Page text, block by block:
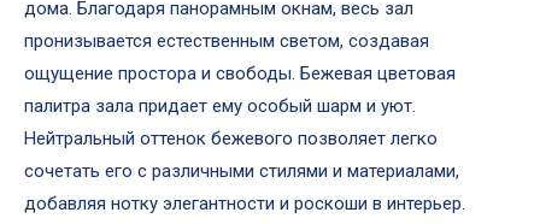
дома. Благодаря панорамным окнам, весь зал
пронизывается естественным светом, создавая
ощущение простора и свободы. Бежевая цветовая
палитра зала придает ему особый шарм и уют.
Нейтральный оттенок бежевого позволяет легко
сочетать его с различными стилями и материалами,
добавляя нотку элегантности и роскоши в интерьер.